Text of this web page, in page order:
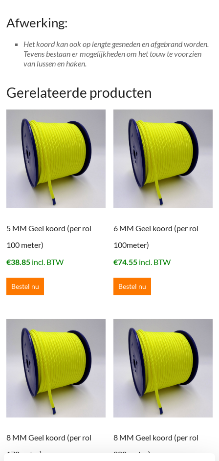
Afwerking:
Het koord kan ook op lengte gesneden en afgebrand worden.
Tevens bestaan er mogelijkheden om het touw te voorzien
van lussen en haken.
Gerelateerde producten
5 MM Geel koord (per rol
100 meter)
€38.85 incl. BTW
Bestel nu
6 MM Geel koord (per rol
100meter)
€74.55 incl. BTW
Bestel nu
8 MM Geel koord (per rol
170meter)
8 MM Geel koord (per rol
200 meter)